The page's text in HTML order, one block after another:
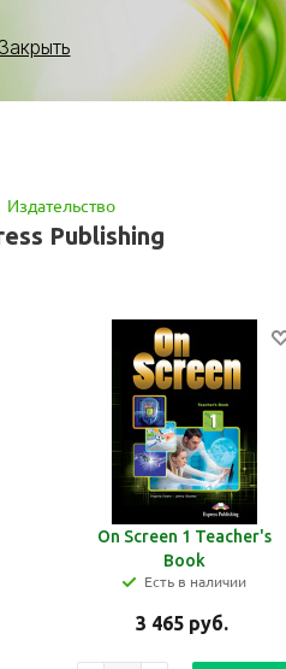
Закрыть
Издательство
Publishing
On Screen 1 Teacher's
Book
Есть в наличии
3 465 руб.